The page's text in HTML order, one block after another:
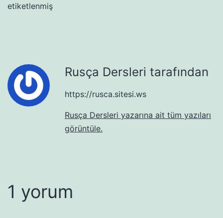
etiketlenmiş
Rusça Dersleri tarafından
https://rusca.sitesi.ws
Rusça Dersleri yazarına ait tüm yazıları
görüntüle.
1 yorum